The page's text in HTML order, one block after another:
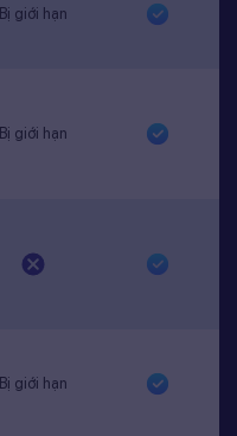
Bị giới hạn
Bị giới hạn
Bị giới hạn